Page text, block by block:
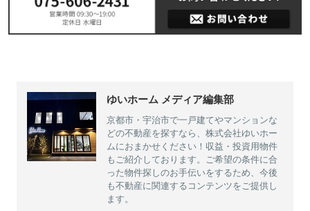
ゆいホーム メディア編集部
京都市・宇治市で一戸建てやマンションな
どの不動産を探すなら、株式会社ゆいホー
ムにおまかせください！収益・投資用物件
もご紹介しております。ご希望の条件に合
った物件探しのお手伝いをするため、今後
も不動産に関連するコンテンツをご提供し
ます。